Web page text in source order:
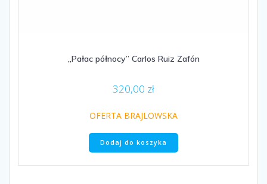
„Pałac północy” Carlos Ruiz Zafón
320,00 zł
OFERTA BRAJLOWSKA
Dodaj do koszyka